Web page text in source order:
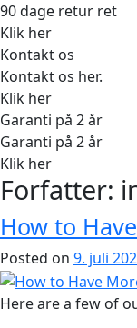
90 dage retur ret
Klik her
Kontakt os
Kontakt os her.
Klik her
Garanti på 2 år
Garanti på 2 år
Klik her
Forfatter:
How to
Posted on 9. juli
Here are a few of